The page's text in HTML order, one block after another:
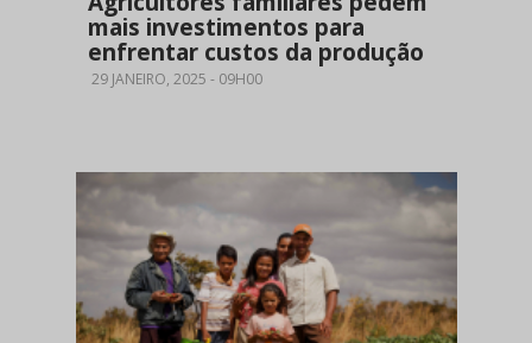
mais investimentos para
enfrentar custos da produção
29 JANEIRO, 2025 - 09H00